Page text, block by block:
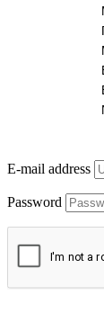
E-mail address
Password